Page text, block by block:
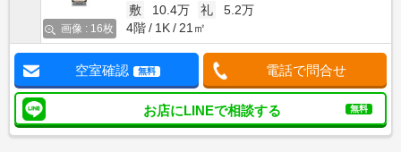
画像 : 16枚
敷
10.4万 礼
5.2万
4階
1K 21㎡
空室確認 無料 電話で問合せ
お店にLINEで相談する 無料